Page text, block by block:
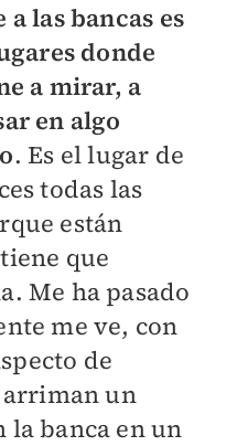
las bancas es
donde
a mirar, a
en algo
. Es el lugar de
todas las
están
que
Me ha pasado
me ve, con
de
arriman un
la banca en un